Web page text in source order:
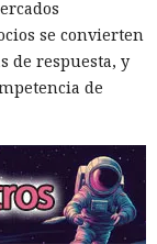
se convierten
de respuesta, y
de